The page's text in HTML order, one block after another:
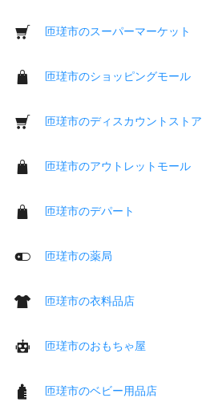
匝瑳市のスーパーマーケット
匝瑳市のショッピングモール
匝瑳市のディスカウントストア
匝瑳市のアウトレットモール
匝瑳市のデパート
匝瑳市の薬局
匝瑳市の衣料品店
匝瑳市のおもちゃ屋
匝瑳市のベビー用品店